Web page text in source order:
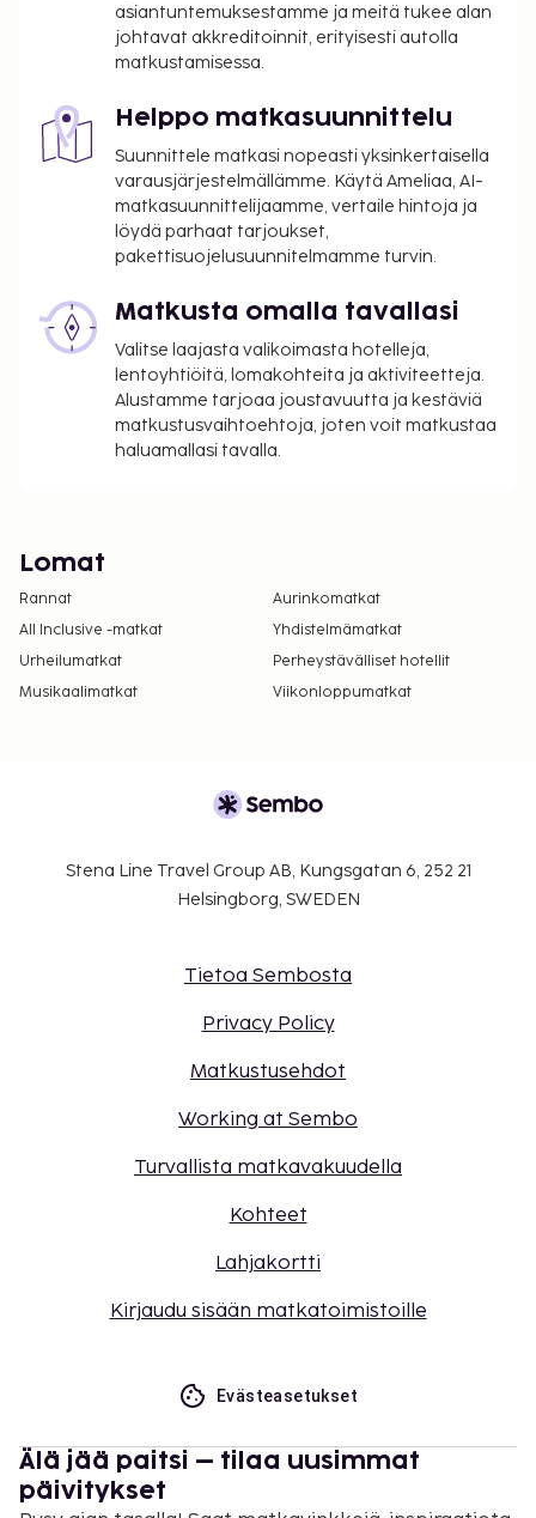
asiantuntemuksestamme ja meitä tukee alan
johtavat akkreditoinnit, erityisesti autolla
matkustamisessa.
Helppo matkasuunnittelu
Suunnittele matkasi nopeasti yksinkertaisella
varausjärjestelmällämme. Käytä Ameliaa, AI-
matkasuunnittelijaamme, vertaile hintoja ja
löydä parhaat tarjoukset,
pakettisuojelusuunnitelmamme turvin.
Matkusta omalla tavallasi
Valitse laajasta valikoimasta hotelleja,
lentoyhtiöitä, lomakohteita ja aktiviteetteja.
Alustamme tarjoaa joustavuutta ja kestäviä
matkustusvaihtoehtoja, joten voit matkustaa
haluamallasi tavalla.
Lomat
Rannat
Aurinkomatkat
All Inclusive -matkat
Yhdistelmämatkat
Urheilumatkat
Perheystävälliset hotellit
Musikaalimatkat
Viikonloppumatkat
Stena Line Travel Group AB, Kungsgatan 6, 252 21
Helsingborg, SWEDEN
Tietoa Sembosta
Privacy Policy
Matkustusehdot
Working at Sembo
Turvallista matkavakuudella
Kohteet
Lahjakortti
Kirjaudu sisään matkatoimistoille
Evästeasetukset
Älä jää paitsi – tilaa uusimmat
päivitykset